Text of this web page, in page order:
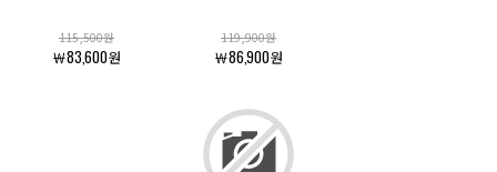
115,500원
￦83,600원
119,900원
￦86,900원